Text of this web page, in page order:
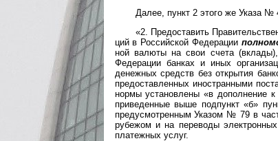
Далее, пункт 2 этого же Указа №
«2. Предоставить
ций в Российской Федерации
ной валюты на свои счета
Федерации банках и иных
денежных средств без открытия
предоставленных иностранными
нормы установлены «в
приведенные выше подпункт «б»
предусмотренным Указом № 79 в
рубежом и на переводы
платежных услуг.